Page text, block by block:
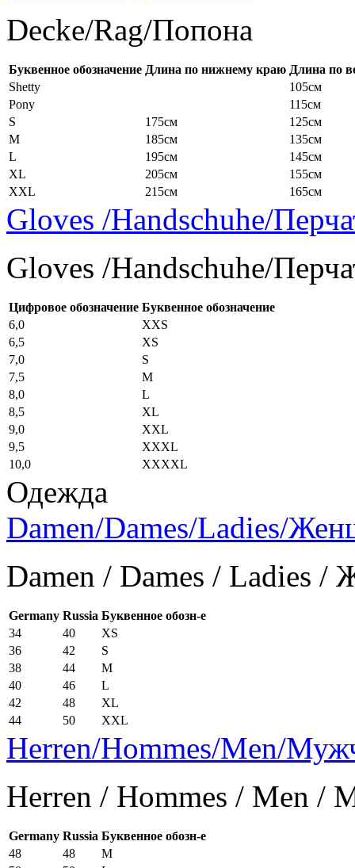
Decke/Rag/Попона
Буквенное обозначение Длина по нижнему краю Длина по
Shetty
105см
Pony
115см
S
175см
125см
M
185см
135см
L
195см
145см
XL
205см
155см
XXL
215см 165см
Gloves /Handschuhe/
Gloves /Handschuhe/
Цифровое обозначение Буквенное обозначение
6,0
XXS
6,5
XS
7,0
S
7,5
M
8,0
L
8,5
XL
9,0
XXL
9,5
XXXL
10,0
XXXXL
Одежда
Damen/Dames/Ladies/
Damen / Dames / Ladies
Germany Russia Буквенное обозн-е
34
40
XS
36
42
S
38
44
M
40
46
L
42
48
XL
44
50 XXL
Herren/Hommes/Men/
Herren / Hommes / Men /
Germany Russia Буквенное обозн-е
48
48
M